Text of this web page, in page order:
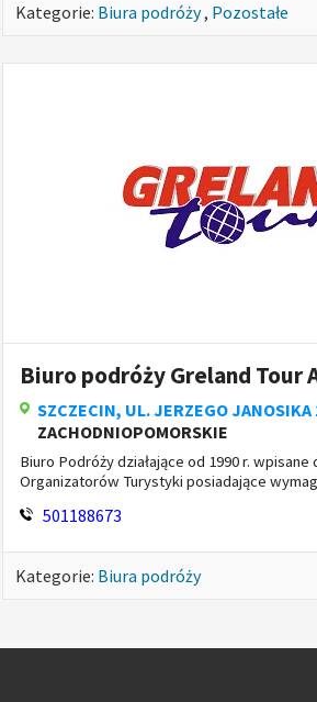
Kategorie: Biura podróży, Pozostałe
Biuro podróży Greland Tour
SZCZECIN, UL. JERZEGO JANOSIKA
ZACHODNIOPOMORSKIE
Biuro Podróży działające od 1990 r. wpisane
Organizatorów Turystyki posiadające
autokarowe ...
501188673
Kategorie: Biura podróży